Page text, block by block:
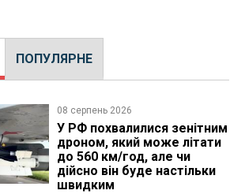
ПОПУЛЯРНЕ
08 серпень 2026
У РФ похвалилися зенітним
дроном, який може літати
до 560 км/год, але чи
дійсно він буде настільки
швидким